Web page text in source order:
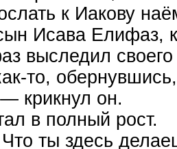
к Иакову
Исава Елифаз,
выследил
то,
крикнул он.
в полный рост.
ты здесь